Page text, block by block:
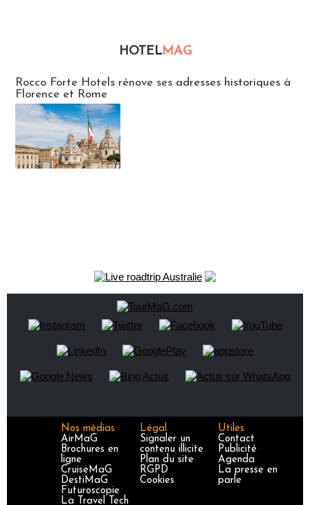
HOTELMAG
Rocco Forte Hotels rénove ses adresses historiques à
Florence et Rome
Nos médias
AirMaG
Brochures en
ligne
CruiseMaG
DestiMaG
Futuroscopie
La Travel Tech
Légal
Signaler un
contenu illicite
Plan du site
RGPD
Cookies
Utiles
Contact
Publicité
Agenda
La presse en
parle